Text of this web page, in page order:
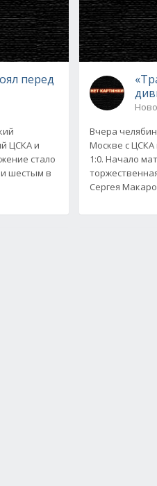
перед
ЦСКА и
стало
шестым в
Вчера
Москве с ЦСКА
1:0. Начало
Сергея